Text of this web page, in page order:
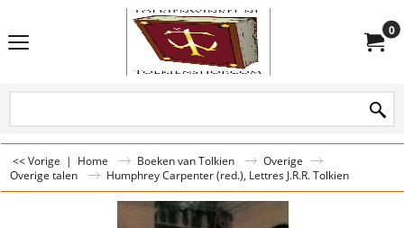
0
<< Vorige | Home Boeken van Tolkien
Overige
Overige talen
Humphrey Carpenter (red.), Lettres J.R.R. Tolkien